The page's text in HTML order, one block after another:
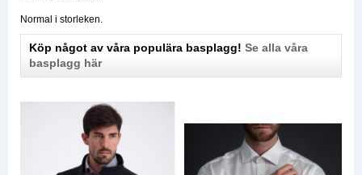
Normal i storleken.
Köp något av våra populära basplagg! Se alla våra
basplagg här